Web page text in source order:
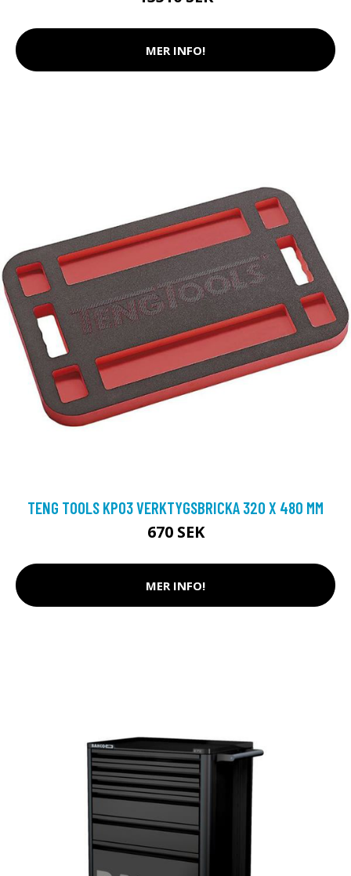
MER INFO!
TENG TOOLS KP03 VERKTYGSBRICKA 320 X 480 MM
670 SEK
MER INFO!